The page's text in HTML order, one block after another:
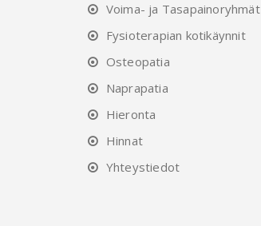
Voima- ja Tasapainoryhmät
Fysioterapian kotikäynnit
Osteopatia
Naprapatia
Hieronta
Hinnat
Yhteystiedot